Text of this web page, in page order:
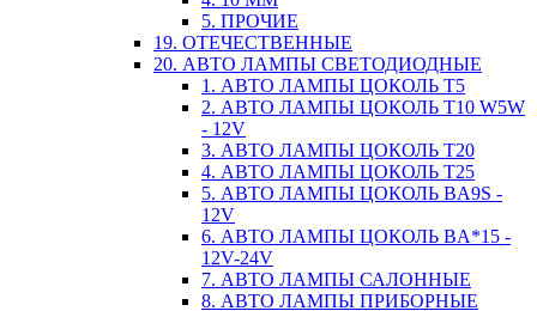
5. ПРОЧИЕ
19. ОТЕЧЕСТВЕННЫЕ
20. АВТО ЛАМПЫ СВЕТОДИОДНЫЕ
1. АВТО ЛАМПЫ ЦОКОЛЬ T5
2. АВТО ЛАМПЫ ЦОКОЛЬ T10 W5W
- 12V
3. АВТО ЛАМПЫ ЦОКОЛЬ T20
4. АВТО ЛАМПЫ ЦОКОЛЬ T25
5. АВТО ЛАМПЫ ЦОКОЛЬ BA9S -
12V
6. АВТО ЛАМПЫ ЦОКОЛЬ BA*15 -
12V-24V
7. АВТО ЛАМПЫ САЛОННЫЕ
8. АВТО ЛАМПЫ ПРИБОРНЫЕ